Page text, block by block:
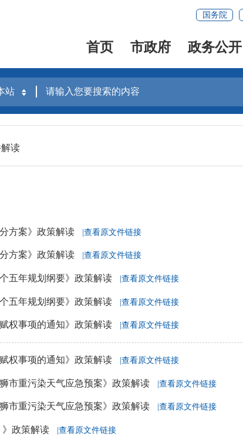
国务院
首页 市政府 政务公开
解读
方案》政策解读 |查看原文件链接
方案》政策解读 |查看原文件链接
五年规划纲要》政策解读 |查看原文件链接
五年规划纲要》政策解读 |查看原文件链接
权事项的通知》政策解读 |查看原文件链接
权事项的通知》政策解读 |查看原文件链接
市重污染天气应急预案》政策解读 |查看原文件链接
市重污染天气应急预案》政策解读 |查看原文件链接
》政策解读 |查看原文件链接